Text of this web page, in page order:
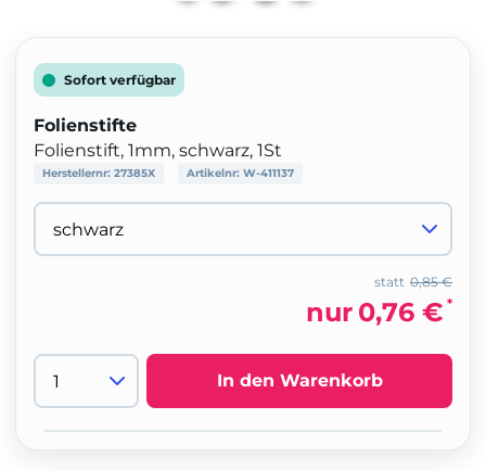
Sofort verfügbar
Folienstifte
Folienstift, 1mm, schwarz, 1St
Herstellernr: 27385X Artikelnr: W-411137
0,85 €
statt
nur 0,76 € *
In den Warenkorb